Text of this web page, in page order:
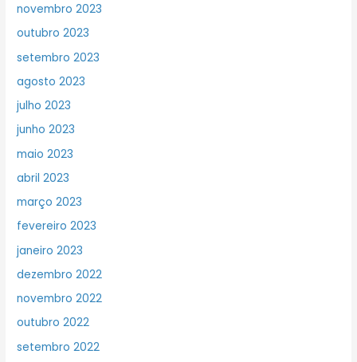
novembro 2023
outubro 2023
setembro 2023
agosto 2023
julho 2023
junho 2023
maio 2023
abril 2023
março 2023
fevereiro 2023
janeiro 2023
dezembro 2022
novembro 2022
outubro 2022
setembro 2022